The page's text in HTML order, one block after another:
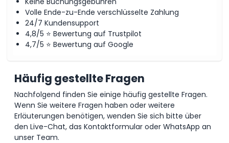
Volle Ende-zu-Ende verschlüsselte Zahlung
24/7 Kundensupport
4,8/5 ⭐ Bewertung auf Trustpilot
4,7/5 ⭐ Bewertung auf Google
Häufig gestellte Fragen
Nachfolgend finden Sie einige häufig gestellte Fragen.
Wenn Sie weitere Fragen haben oder weitere
Erläuterungen benötigen, wenden Sie sich bitte über
den Live-Chat, das Kontaktformular oder WhatsApp an
unser Team.